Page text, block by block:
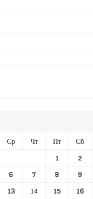
Ср Чт Пт Сб
1
2
6 7 8 9
13 14 15 16